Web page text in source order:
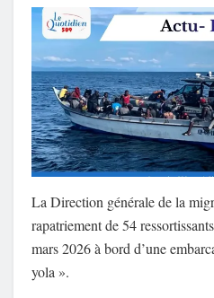
La Direction générale de la
rapatriement de 54
mars 2026 à bord d’une
yola ».